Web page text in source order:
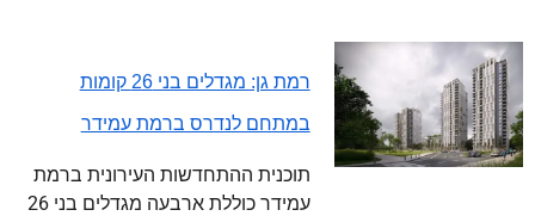
רמת גן: מגדלים בני 26 קומות
במתחם לנדרס ברמת עמידר
תוכנית ההתחדשות העירונית ברמת
עמידר כוללת ארבעה מגדלים בני 26